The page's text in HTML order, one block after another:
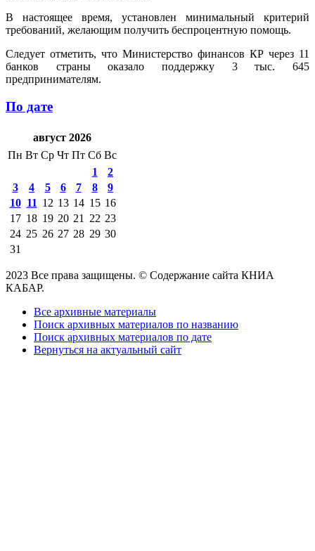
В настоящее время, установлен минимальный критерий
требований, желающим получить беспроцентную помощь.
Следует отметить, что Министерство финансов КР через 11
банков страны оказало поддержку 3 тыс. 645
предпринимателям.
По дате
август 2026
Пн Вт Ср Чт Пт Сб Вс
1
2
3
4 5 6 7 8
9
10 11 12 13 14 15 16
17 18 19 20 21 22 23
24 25 26 27 28 29 30
31
2023 Все права защищены. © Содержание сайта КНИА
КАБАР.
Все архивные материалы
Поиск архивных материалов по названию
Поиск архивных материалов по дате
Вернуться на актуальный сайт